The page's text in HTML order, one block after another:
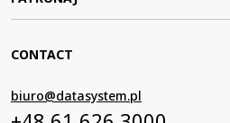
CONTACT
biuro@datasystem.pl